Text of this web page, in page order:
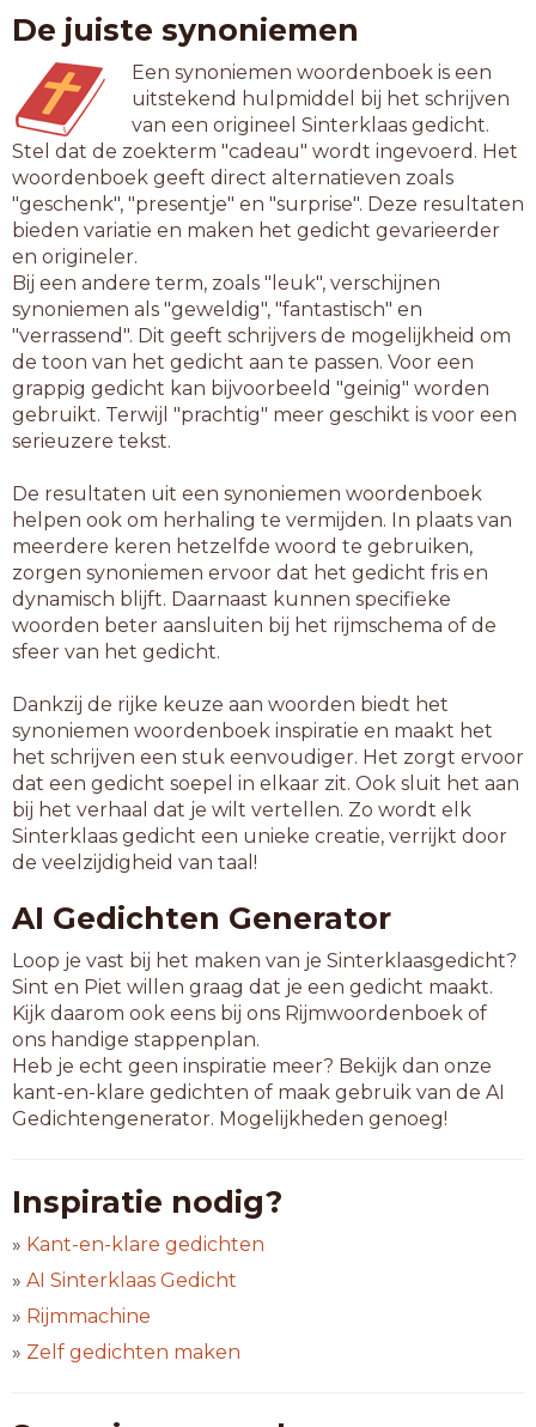
De juiste synoniemen
Een synoniemen woordenboek is een
uitstekend hulpmiddel bij het schrijven
van een origineel Sinterklaas gedicht.
Stel dat de zoekterm "cadeau" wordt ingevoerd. Het
woordenboek geeft direct alternatieven zoals
"geschenk", "presentje" en "surprise". Deze resultaten
bieden variatie en maken het gedicht gevarieerder
en origineler.
Bij een andere term, zoals "leuk", verschijnen
synoniemen als "geweldig", "fantastisch" en
"verrassend". Dit geeft schrijvers de mogelijkheid om
de toon van het gedicht aan te passen. Voor een
grappig gedicht kan bijvoorbeeld "geinig" worden
gebruikt. Terwijl "prachtig" meer geschikt is voor een
serieuzere tekst.
De resultaten uit een synoniemen woordenboek
helpen ook om herhaling te vermijden. In plaats van
meerdere keren hetzelfde woord te gebruiken,
zorgen synoniemen ervoor dat het gedicht fris en
dynamisch blijft. Daarnaast kunnen specifieke
woorden beter aansluiten bij het rijmschema of de
sfeer van het gedicht.
Dankzij de rijke keuze aan woorden biedt het
synoniemen woordenboek inspiratie en maakt het
het schrijven een stuk eenvoudiger. Het zorgt ervoor
dat een gedicht soepel in elkaar zit. Ook sluit het aan
bij het verhaal dat je wilt vertellen. Zo wordt elk
Sinterklaas gedicht een unieke creatie, verrijkt door
de veelzijdigheid van taal!
AI Gedichten Generator
Loop je vast bij het maken van je Sinterklaasgedicht?
Sint en Piet willen graag dat je een gedicht maakt.
Kijk daarom ook eens bij ons Rijmwoordenboek of
ons handige stappenplan.
Heb je echt geen inspiratie meer? Bekijk dan onze
kant-en-klare gedichten of maak gebruik van de AI
Gedichtengenerator. Mogelijkheden genoeg!
Inspiratie nodig?
» Kant-en-klare gedichten
» AI Sinterklaas Gedicht
» Rijmmachine
» Zelf gedichten maken